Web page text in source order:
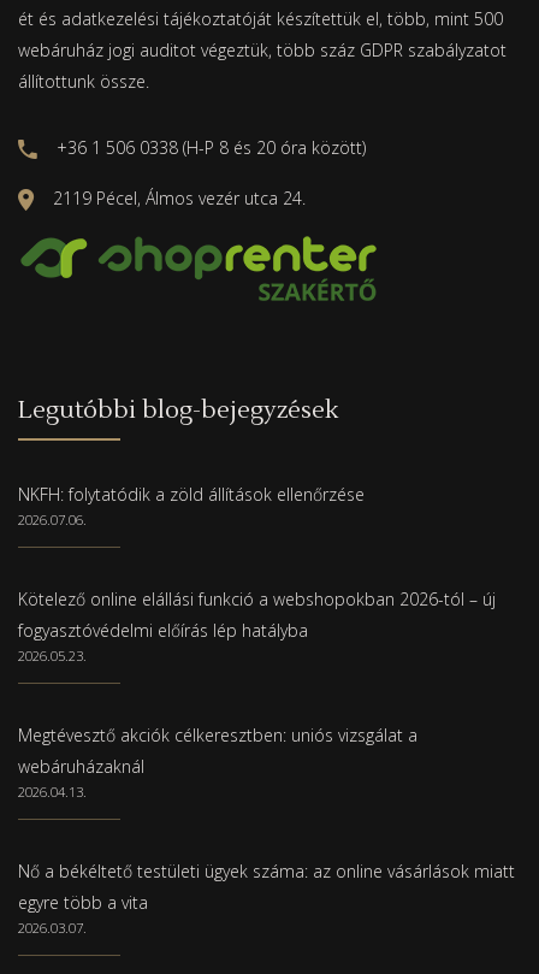
ét és adatkezelési tájékoztatóját készítettük el, több, mint 500
webáruház jogi auditot végeztük, több száz GDPR szabályzatot
állítottunk össze.
+36 1 506 0338 (H-P 8 és 20 óra között)
2119 Pécel, Álmos vezér utca 24.
Legutóbbi blog-bejegyzések
NKFH: folytatódik a zöld állítások ellenőrzése
2026.07.06.
Kötelező online elállási funkció a webshopokban 2026-tól – új
fogyasztóvédelmi előírás lép hatályba
2026.05.23.
Megtévesztő akciók célkeresztben: uniós vizsgálat a
webáruházaknál
2026.04.13.
Nő a békéltető testületi ügyek száma: az online vásárlások miatt
egyre több a vita
2026.03.07.